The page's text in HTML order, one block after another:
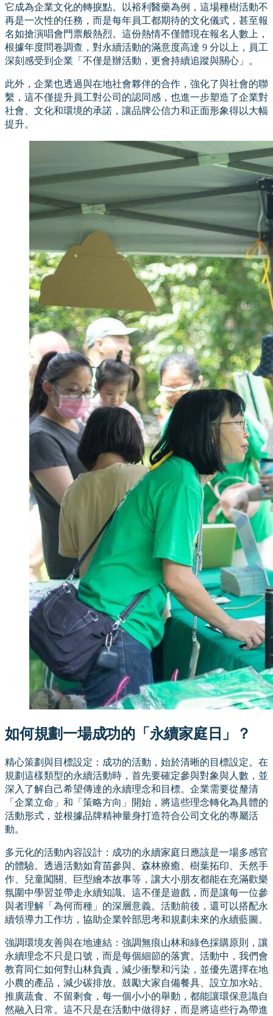
它成為企業文化的轉捩點。以裕利醫藥為例，這場種樹活動不
再是一次性的任務，而是每年員工都期待的文化儀式，甚至報
名如搶演唱會門票般熱烈。這份熱情不僅體現在報名人數上，
根據年度問卷調查，對永續活動的滿意度高達 9 分以上，員工
深刻感受到企業「不僅是辦活動，更會持續追蹤與關心」。
此外，企業也透過與在地社會夥伴的合作，強化了與社會的聯
繫，這不僅提升員工對公司的認同感，也進一步塑造了企業對
社會、文化和環境的承諾，讓品牌公信力和正面形象得以大幅
提升。
如何規劃一場成功的「永續家庭日」？
精心策劃與目標設定：成功的活動，始於清晰的目標設定。在
規劃這樣類型的永續活動時，首先要確定參與對象與人數，並
深入了解自己希望傳達的永續理念和目標。企業需要從釐清
「企業立命」和「策略方向」開始，將這些理念轉化為具體的
活動形式，並根據品牌精神量身打造符合公司文化的專屬活
動。
多元化的活動內容設計：成功的永續家庭日應該是一場多感官
的體驗。透過活動如育苗參與、森林療癒、樹葉拓印、天然手
作、兒童闖關、巨型繪本故事等，讓大小朋友都能在充滿歡樂
氛圍中學習並帶走永續知識。這不僅是遊戲，而是讓每一位參
與者理解「為何而種」的深層意義。活動前後，還可以搭配永
續領導力工作坊，協助企業幹部思考和規劃未來的永續藍圖。
強調環境友善與在地連結：強調無痕山林和綠色採購原則，讓
永續理念不只是口號，而是每個細節的落實。活動中，我們會
教育同仁如何對山林負責，減少衝擊和污染，並優先選擇在地
小農的產品，減少碳排放。鼓勵大家自備餐具、設立加水站、
推廣蔬食、不留剩食，每一個小小的舉動，都能讓環保意識自
然融入日常。這不只是在活動中做得好，而是將這些行為帶進